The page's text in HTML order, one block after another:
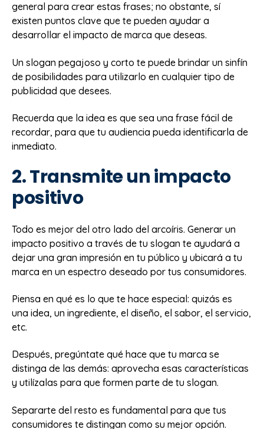
general para crear estas frases; no obstante, sí
existen puntos clave que te pueden ayudar a
desarrollar el impacto de marca que deseas.
Un slogan pegajoso y corto te puede brindar un sinfín
de posibilidades para utilizarlo en cualquier tipo de
publicidad que desees.
Recuerda que la idea es que sea una frase fácil de
recordar, para que tu audiencia pueda identificarla de
inmediato.
2. Transmite un impacto
positivo
Todo es mejor del otro lado del arcoíris. Generar un
impacto positivo a través de tu slogan te ayudará a
dejar una gran impresión en tu público y ubicará a tu
marca en un espectro deseado por tus consumidores.
Piensa en qué es lo que te hace especial: quizás es
una idea, un ingrediente, el diseño, el sabor, el servicio,
etc.
Después, pregúntate qué hace que tu marca se
distinga de las demás: aprovecha esas características
y utilízalas para que formen parte de tu slogan.
Separarte del resto es fundamental para que tus
consumidores te distingan como su mejor opción.